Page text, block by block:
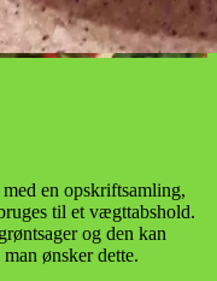
en opskriftsamling,
til et vægttabshold.
og den kan
ønsker dette.